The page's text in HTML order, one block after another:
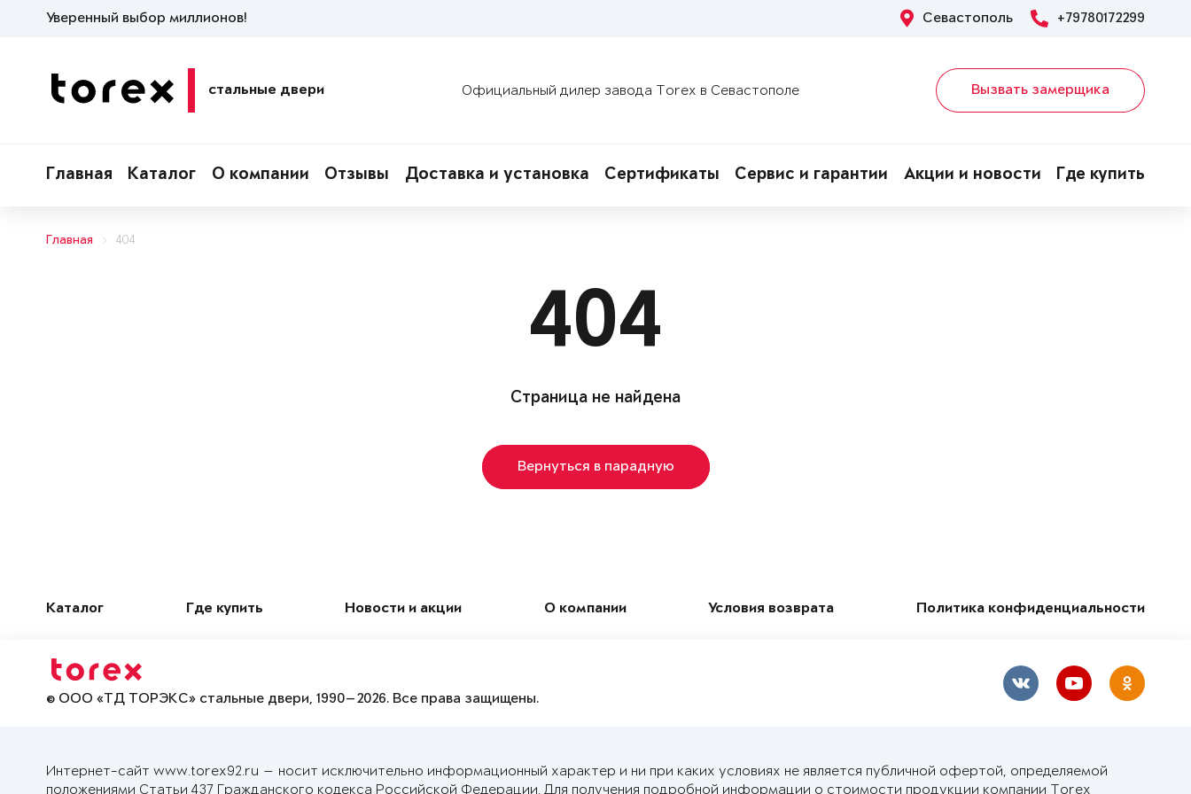
Уверенный выбор миллионов! Севастополь +79780172299
стальные двери Официальный дилер завода Torex в Севастополе Вызвать замерщика
Главная Каталог О компании Отзывы Доставка и установка Сертификаты Сервис и гарантии Акции и новости Где купить
Главная 404
404
Страница не найдена
Вернуться в парадную
Каталог Где купить Новости и акции О компании Условия возврата Политика конфиденциальности
© ООО «ТД ТОРЭКС» стальные двери, 1990—2026. Все права защищены.
Интернет-сайт www.torex92.ru — носит исключительно информационный характер и ни при каких условиях не является публичной офертой, определяемой
положениями Статьи 437 Гражданского кодекса Российской Федерации. Для получения подробной информации о стоимости продукции компании Torex